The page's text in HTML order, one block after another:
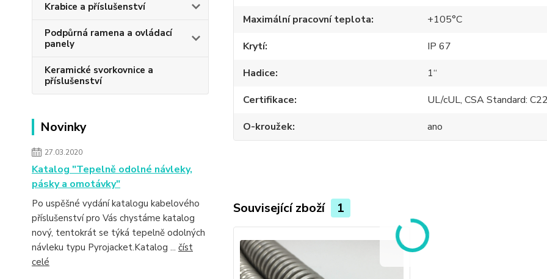
Krabice a příslušenství
Podpůrná ramena a ovládací
panely
Keramické svorkovnice a
příslušenství
Novinky
27.03.2020
Katalog "Tepelně odolné návleky,
pásky a omotávky"
Po uspěšné vydání katalogu kabelového
příslušenství pro Vás chystáme katalog
nový, tentokrát se týká tepelně odolných
návleku typu Pyrojacket.Katalog ... číst
celé
Maximální pracovní teplota
+105°C
Krytí
IP 67
Hadice
1“
Certifikace
UL/cUL, CSA Standard:
O-kroužek
ano
Související zboží 1